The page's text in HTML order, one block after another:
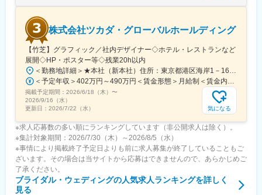
株式会社ツカダ・グローバルホールディング
【竹芝】グラフィック／社内デザイナー◇ホテル・レストランなど
展開◇HP・ポスター等◇残業20h以内
＜勤務地詳細＞★本社（新本社）住所：東京都港区海岸1－16－1 ニューピア竹芝サウスタワー12F勤務地最寄駅：JR線／浜松町駅受動喫煙対策：屋内全面禁煙変更の範囲：会社の定める事業所（リモートワーク含む）
＜予定年収＞402万円～490万円＜賃金形態＞月給制＜賃金内訳＞月額（基本給）：275,000円～332,000円＜月給＞275,000円～332,000円＜昇給有無＞有＜残業手当＞有＜給与補足＞※年収には、賞与年2回／6月（一部額8月）、12月（一部額2月）支給／年間実績3ヵ月分含む※賞与額は、会社業績・個人評価により一部変動あり■昇給・昇格：1回（4月）賃金はあくまでも目安の金額であり、選考を通じて上下する可能性があります。月給(月額)は固定手当を含めた表記です。
掲載予定期間： 2026/6/18（木） 〜
2026/9/16（水）
更新日： 2026/7/22（水） 気になる
※求人応募数の多い順にランキングしています（非公開求人は除く）。
※集計対象期間：2026/7/30（木）～2026/8/5（水）
※事情により掲載終了予定日よりも前に求人募集が終了していることもご
ざいます。その場合は当サイトから応募はできませんので、あらかじめご
了承ください。
ブライダル・ウェディングの人気求人ランキングを詳しく
見る